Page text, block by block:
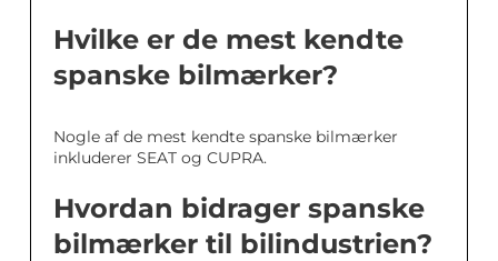
Hvilke er de mest kendte
spanske bilmærker?
Nogle af de mest kendte spanske bilmærker
inkluderer SEAT og CUPRA.
Hvordan bidrager spanske
bilmærker til bilindustrien?